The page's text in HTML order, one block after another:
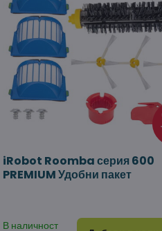
iRobot Roomba серия 600
PREMIUM Удобни пакет
В наличност